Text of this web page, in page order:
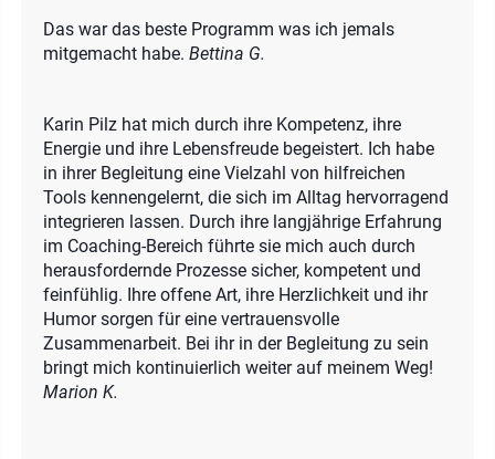
Das war das beste Programm was ich jemals
mitgemacht habe. Bettina G.
Karin Pilz hat mich durch ihre Kompetenz, ihre
Energie und ihre Lebensfreude begeistert. Ich habe
in ihrer Begleitung eine Vielzahl von hilfreichen
Tools kennengelernt, die sich im Alltag hervorragend
integrieren lassen. Durch ihre langjährige Erfahrung
im Coaching-Bereich führte sie mich auch durch
herausfordernde Prozesse sicher, kompetent und
feinfühlig. Ihre offene Art, ihre Herzlichkeit und ihr
Humor sorgen für eine vertrauensvolle
Zusammenarbeit. Bei ihr in der Begleitung zu sein
bringt mich kontinuierlich weiter auf meinem Weg!
Marion K.